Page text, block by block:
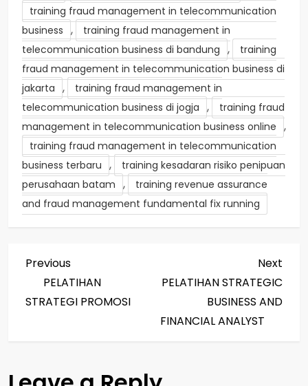
training fraud management in telecommunication
business ,
training fraud management in
telecommunication business di bandung ,
training
fraud management in telecommunication business di
jakarta ,
training fraud management in
telecommunication business di jogja ,
training fraud
management in telecommunication business online ,
training fraud management in telecommunication
business terbaru ,
training kesadaran risiko penipuan
perusahaan batam ,
training revenue assurance
and fraud management fundamental fix running
P
o
Previous
Post
Previous
PELATIHAN
STRATEGI PROMOSI
Next
PELATIHAN STRATEGIC
BUSINESS AND
FINANCIAL ANALYST